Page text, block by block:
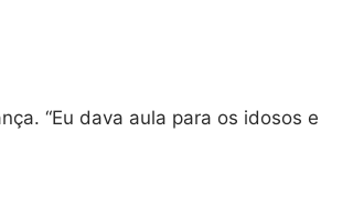
“Eu dava aula para os idosos e